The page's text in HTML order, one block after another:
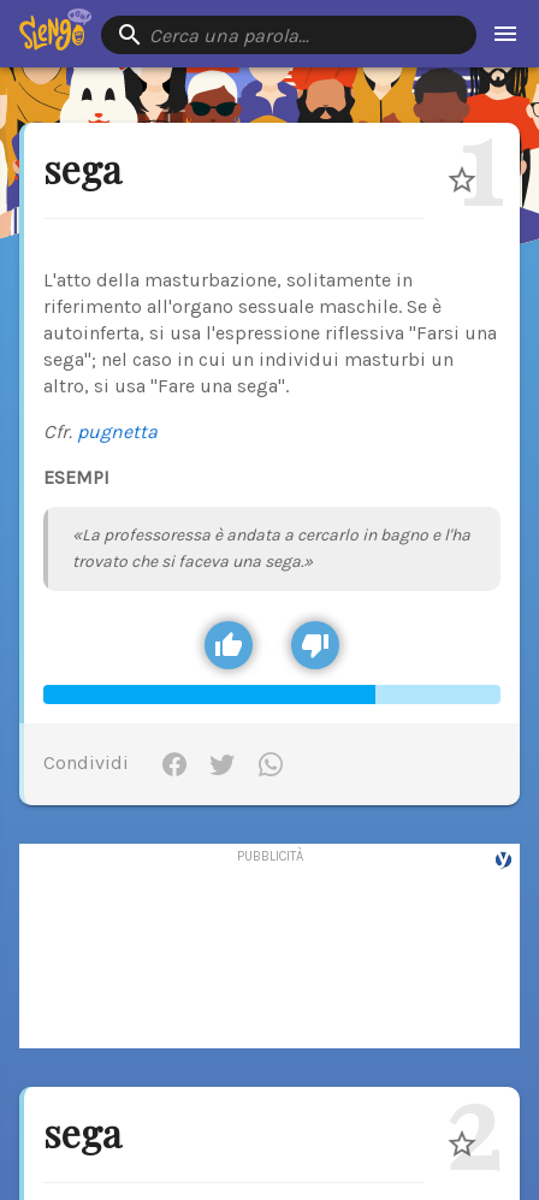
Cerca una parola…
sega 1
L'atto della masturbazione, solitamente in
riferimento all'organo sessuale maschile. Se è
autoinferta, si usa l'espressione riflessiva "Farsi una
sega"; nel caso in cui un individui masturbi un
altro, si usa "Fare una sega".
Cfr. pugnetta
ESEMPI
«La professoressa è andata a cercarlo in bagno e l'ha
trovato che si faceva una sega.»
Condividi
sega 2